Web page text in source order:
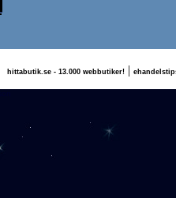
hittabutik.se - 13.000 webbutiker!|